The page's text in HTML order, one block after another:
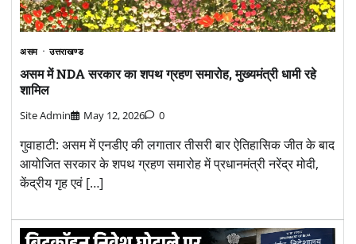
असम उत्तराखण्ड
असम में NDA सरकार का शपथ ग्रहण समारोह, मुख्यमंत्री धामी रहे
शामिल
Site Admin May 12, 2026 0
गुवाहाटी: असम में एनडीए की लगातार तीसरी बार ऐतिहासिक जीत के बाद
आयोजित सरकार के शपथ ग्रहण समारोह में प्रधानमंत्री नरेंद्र मोदी,
केंद्रीय गृह एवं […]